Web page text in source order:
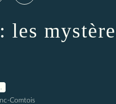
Comtois